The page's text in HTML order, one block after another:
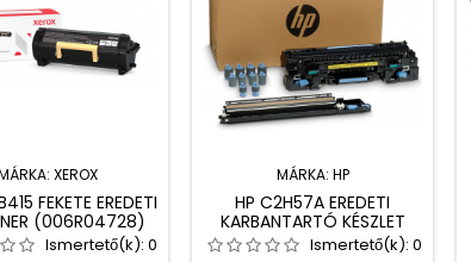
XEROX
FEKETE EREDETI
(006R04728)
Ismertető(k): 0
MÁRKA: HP
HP C2H57A EREDETI
KARBANTARTÓ KÉSZLET
Ismertető(k): 0